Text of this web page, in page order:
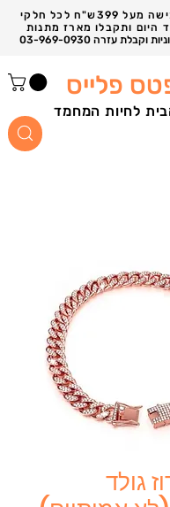
משלוחים חינם ברכישה מעל 399ש"ח לכל חלקי
פלייס
לחיות המחמד
גולד